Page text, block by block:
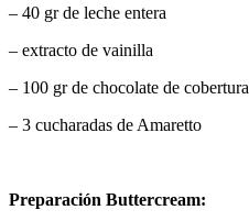
– 40 gr de leche entera
– extracto de vainilla
– 100 gr de chocolate de cobertura
– 3 cucharadas de Amaretto
Preparación Buttercream: